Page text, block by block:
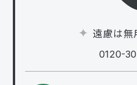
遠慮は無
0120-